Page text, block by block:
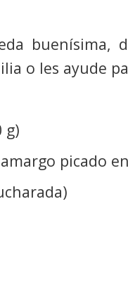
buenísima,
o les ayude
g)
picado